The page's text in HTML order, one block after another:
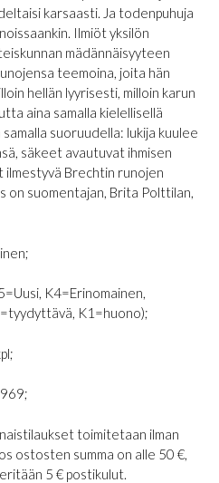
karsaasti. Ja todenpuhuja
Ilmiöt yksilön
mädännäisyyteen
teemoina, joita hän
hellän lyyrisesti, milloin karun
aina samalla kielellisellä
suoruudella: lukija kuulee
säkeet avautuvat ihmisen
ilmestyvä Brechtin runojen
on suomentajan, Brita Polttilan,
K4=Erinomainen,
K1=huono);
toimitetaan ilman
ostosten summa on alle 50 €,
5 € postikulut.